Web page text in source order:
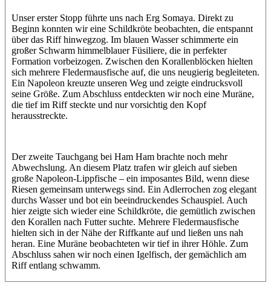
Unser erster Stopp führte uns nach Erg Somaya. Direkt zu
Beginn konnten wir eine Schildkröte beobachten, die entspannt
über das Riff hinwegzog. Im blauen Wasser schimmerte ein
großer Schwarm himmelblauer Füsiliere, die in perfekter
Formation vorbeizogen. Zwischen den Korallenblöcken hielten
sich mehrere Fledermausfische auf, die uns neugierig begleiteten.
Ein Napoleon kreuzte unseren Weg und zeigte eindrucksvoll
seine Größe. Zum Abschluss entdeckten wir noch eine Muräne,
die tief im Riff steckte und nur vorsichtig den Kopf
herausstreckte.
Der zweite Tauchgang bei Ham Ham brachte noch mehr
Abwechslung. An diesem Platz trafen wir gleich auf sieben
große Napoleon-Lippfische – ein imposantes Bild, wenn diese
Riesen gemeinsam unterwegs sind. Ein Adlerrochen zog elegant
durchs Wasser und bot ein beeindruckendes Schauspiel. Auch
hier zeigte sich wieder eine Schildkröte, die gemütlich zwischen
den Korallen nach Futter suchte. Mehrere Fledermausfische
hielten sich in der Nähe der Riffkante auf und ließen uns nah
heran. Eine Muräne beobachteten wir tief in ihrer Höhle. Zum
Abschluss sahen wir noch einen Igelfisch, der gemächlich am
Riff entlang schwamm.